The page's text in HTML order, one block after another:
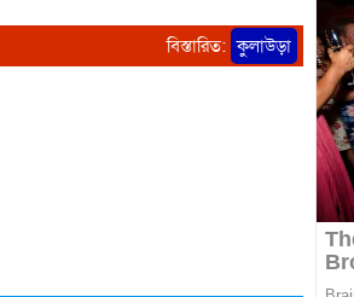
বিস্তারিত: কুলাউড়া